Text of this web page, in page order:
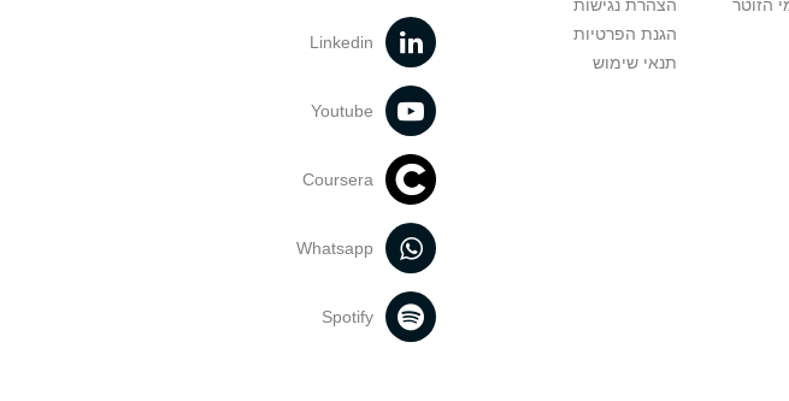
הזוטר
הצהרת נגישות
הגנת הפרטיות
תנאי שימוש
Linkedin
Youtube
Coursera
Whatsapp
Spotify